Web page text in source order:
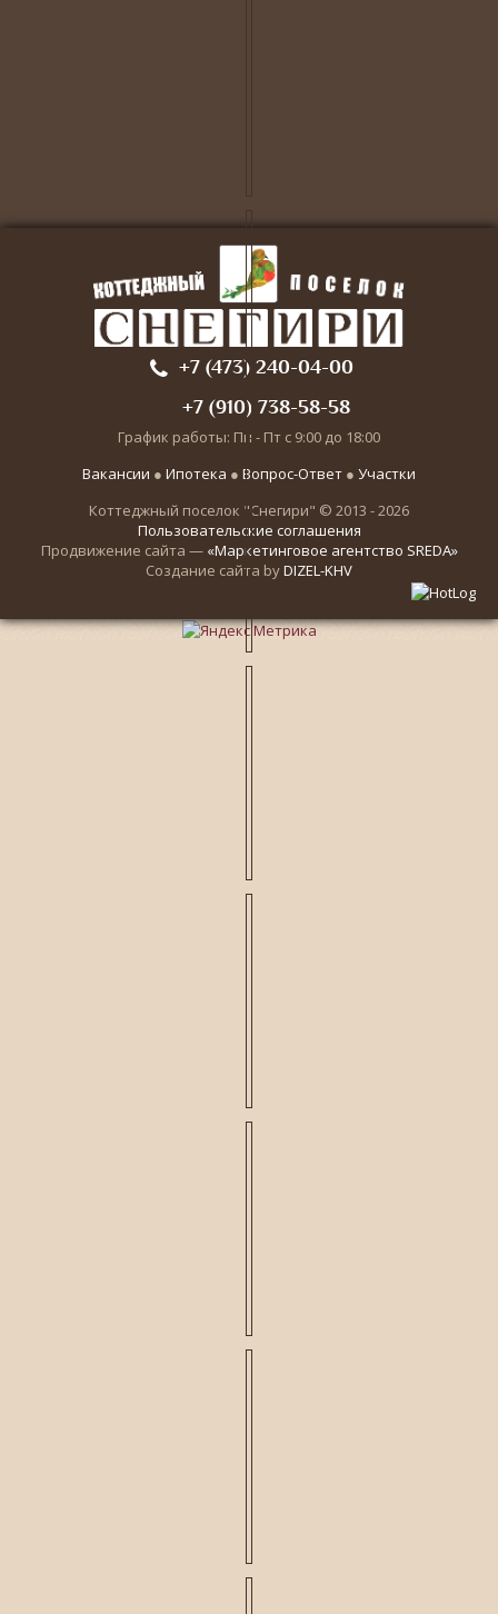
+7 (473) 240-04-00
+7 (910) 738-58-58
График работы: Пн - Пт с 9:00 до 18:00
Вакансии ● Ипотека ● Вопрос-Ответ ● Участки
Коттеджный поселок "Снегири" © 2013 - 2026
Пользовательские соглашения
Продвижение сайта — «Маркетинговое агентство SREDA»
Создание сайта byDIZEL-KHV